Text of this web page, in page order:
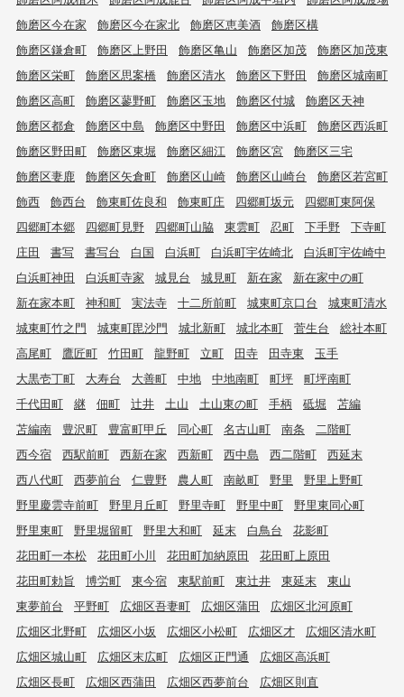
飾磨区今在家
飾磨区今在家北 飾磨区恵美酒
飾磨区構
飾磨区鎌倉町
飾磨区上野田 飾磨区亀山 飾磨区加茂
飾磨区加茂東
飾磨区栄町
飾磨区思案橋 飾磨区清水 飾磨区下野田
飾磨区城南町
飾磨区高町
飾磨区蓼野町 飾磨区玉地 飾磨区付城
飾磨区天神
飾磨区都倉
飾磨区中島 飾磨区中野田 飾磨区中浜町
飾磨区西浜町
飾磨区野田町
飾磨区東堀 飾磨区細江 飾磨区宮
飾磨区三宅
飾磨区妻鹿
飾磨区矢倉町 飾磨区山崎 飾磨区山崎台
飾磨区若宮町
飾西
飾西台 飾東町佐良和 飾東町庄 四郷町坂元
四郷町東阿保
四郷町本郷
四郷町見野 四郷町山脇 東雲町 忍町 下手野
下寺町
庄田
書写 書写台 白国 白浜町 白浜町宇佐崎北
白浜町宇佐崎中
白浜町神田
白浜町寺家 城見台 城見町 新在家
新在家中の町
新在家本町
神和町 実法寺 十二所前町 城東町京口台
城東町清水
城東町竹之門
城東町毘沙門 城北新町 城北本町 菅生台
総社本町
高尾町
鷹匠町 竹田町 龍野町 立町 田寺 田寺東
玉手
大黒壱丁町
大寿台 大善町 中地 中地南町 町坪
町坪南町
千代田町
継 佃町 辻井 土山 土山東の町 手柄 砥堀
苫編
苫編南
豊沢町 豊富町甲丘 同心町 名古山町 南条
二階町
西今宿
西駅前町 西新在家 西新町 西中島 西二階町
西延末
西八代町
西夢前台 仁豊野 農人町 南畝町 野里
野里上野町
野里慶雲寺前町
野里月丘町 野里寺町 野里中町
野里東同心町
野里東町
野里堀留町 野里大和町 延末 白鳥台
花影町
花田町一本松
花田町小川 花田町加納原田
花田町上原田
花田町勅旨
博労町 東今宿 東駅前町 東辻井 東延末
東山
東夢前台
平野町 広畑区吾妻町 広畑区蒲田
広畑区北河原町
広畑区北野町
広畑区小坂 広畑区小松町 広畑区才
広畑区清水町
広畑区城山町
広畑区末広町 広畑区正門通
広畑区高浜町
広畑区長町
広畑区西蒲田 広畑区西夢前台
広畑区則直